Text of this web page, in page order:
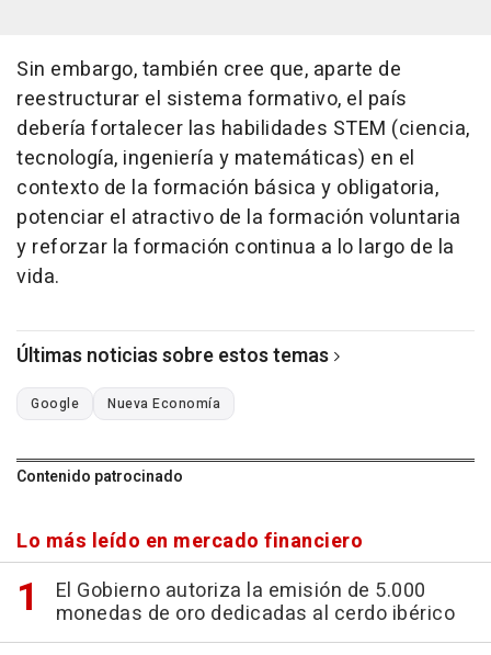
Sin embargo, también cree que, aparte de
reestructurar el sistema formativo, el país
debería fortalecer las habilidades STEM (ciencia,
tecnología, ingeniería y matemáticas) en el
contexto de la formación básica y obligatoria,
potenciar el atractivo de la formación voluntaria
y reforzar la formación continua a lo largo de la
vida.
Últimas noticias sobre estos temas
Google Nueva Economía
Contenido patrocinado
Lo más leído en mercado financiero
El Gobierno autoriza la emisión de 5.000
monedas de oro dedicadas al cerdo ibérico